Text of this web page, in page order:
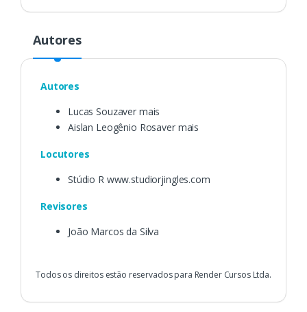
Autores
Autores
Lucas Souzaver mais
Aislan Leogênio Rosaver mais
Locutores
Stúdio R www.studiorjingles.com
Revisores
João Marcos da Silva
Todos os direitos estão reservados para Render Cursos Ltda.